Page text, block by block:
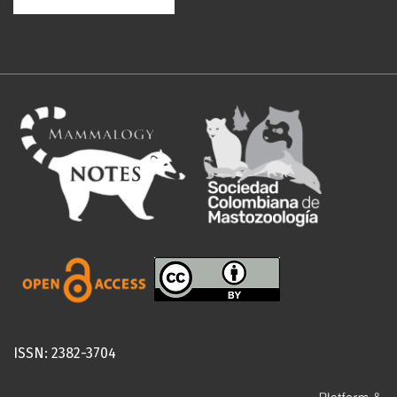
ISSN: 2382-3704